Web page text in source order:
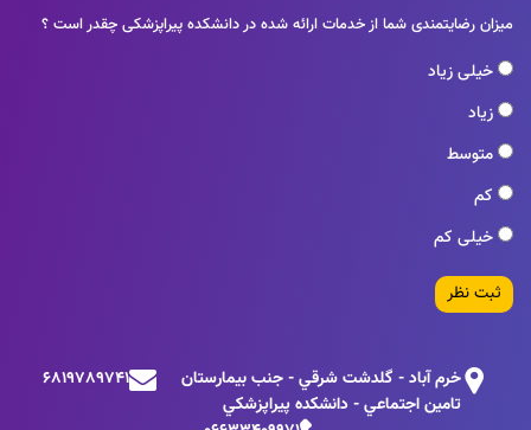
میزان رضایتمندی شما از خدمات ارائه شده در دانشکده پیراپزشکی چقدر است ؟
خیلی زیاد
زیاد
متوسط
کم
خیلی کم
ثبت نظر
خرم آباد - گلدشت شرقي - جنب بيمارستان
تامين اجتماعي - دانشكده پيراپزشكي
6819789741